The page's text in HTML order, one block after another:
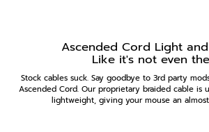
Ascended Cord Light
Like it's not even
Stock cables suck. Say goodbye to 3rd party
Ascended Cord. Our proprietary braided cable is
lightweight, giving your mouse an